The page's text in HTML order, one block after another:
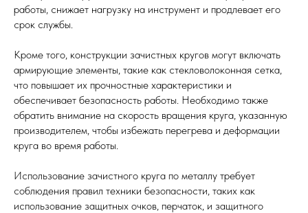
работы, снижает нагрузку на инструмент и продлевает его
срок службы.
Кроме того, конструкции зачистных кругов могут включать
армирующие элементы, такие как стекловолоконная сетка,
что повышает их прочностные характеристики и
обеспечивает безопасность работы. Необходимо также
обратить внимание на скорость вращения круга, указанную
производителем, чтобы избежать перегрева и деформации
круга во время работы.
Использование зачистного круга по металлу требует
соблюдения правил техники безопасности, таких как
использование защитных очков, перчаток, и защитного